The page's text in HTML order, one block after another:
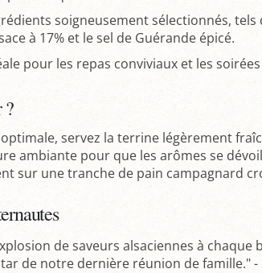
soigneusement sélectionnés, tels
à 17% et le sel de Guérande épicé.
pour les repas conviviaux et les
servez la terrine légèrement
ambiante pour que les arômes se
sur une tranche de pain campagnard
de saveurs alsaciennes à chaque
de notre dernière réunion de famille." -